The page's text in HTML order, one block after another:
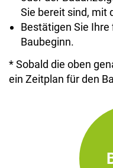
Sie bereit sind, mit
Bestätigen Sie
Baubeginn.
* Sobald die oben
ein Zeitplan für den